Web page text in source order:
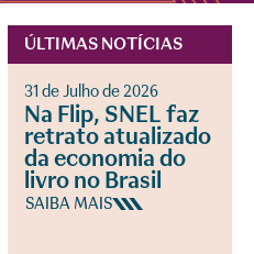
ÚLTIMAS NOTÍCIAS
31 de Julho de 2026
Na Flip, SNEL faz
retrato atualizado
da economia do
livro no Brasil
SAIBA MAIS